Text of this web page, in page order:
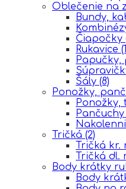
Oblečenie na
Bundy,
Čiapočky
Rukavice
Papučky,
Šály (8)
Ponožky,
Pančuchy
Tričká (2)
Tričká kr.
Tričká dl.
Body krátky
Body